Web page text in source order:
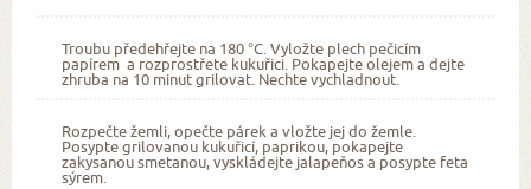
Troubu předehřejte na 180 °C. Vyložte plech pečicím
papírem a rozprostřete kukuřici. Pokapejte olejem a dejte
zhruba na 10 minut grilovat. Nechte vychladnout.
Rozpečte žemli, opečte párek a vložte jej do žemle.
Posypte grilovanou kukuřicí, paprikou, pokapejte
zakysanou smetanou, vyskládejte jalapeňos a posypte feta
sýrem.